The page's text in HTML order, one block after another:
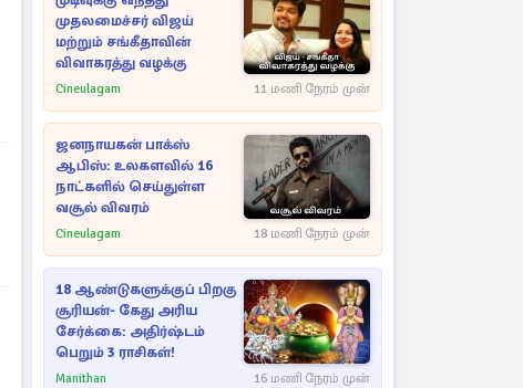
முதலமைச்சர் விஜய்
மற்றும் சங்கீதாவின்
விவாகரத்து வழக்கு
Cineulagam 11 மணி நேரம் முன்
ஜனநாயகன் பாக்ஸ்
ஆபிஸ்: உலகளவில் 16
நாட்களில் செய்துள்ள
வசூல் விவரம்
Cineulagam 18 மணி நேரம் முன்
18 ஆண்டுகளுக்குப் பிறகு
சூரியன்- கேது அரிய
சேர்க்கை: அதிர்ஷ்டம்
பெறும் 3 ராசிகள்!
Manithan 16 மணி நேரம் முன்